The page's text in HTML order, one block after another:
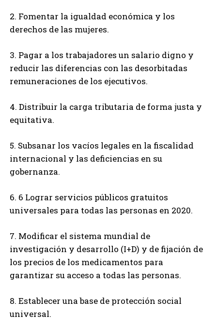
2. Fomentar la igualdad económica y los
derechos de las mujeres.
3. Pagar a los trabajadores un salario digno y
reducir las diferencias con las desorbitadas
remuneraciones de los ejecutivos.
4. Distribuir la carga tributaria de forma justa y
equitativa.
5. Subsanar los vacíos legales en la fiscalidad
internacional y las deficiencias en su
gobernanza.
6. 6 Lograr servicios públicos gratuitos
universales para todas las personas en 2020.
7. Modificar el sistema mundial de
investigación y desarrollo (I+D) y de fijación de
los precios de los medicamentos para
garantizar su acceso a todas las personas.
8. Establecer una base de protección social
universal.